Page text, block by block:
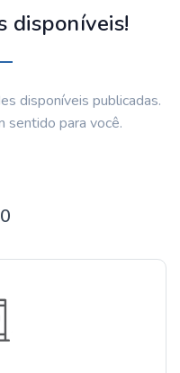
disponíveis!
disponíveis publicadas.
sentido para você.